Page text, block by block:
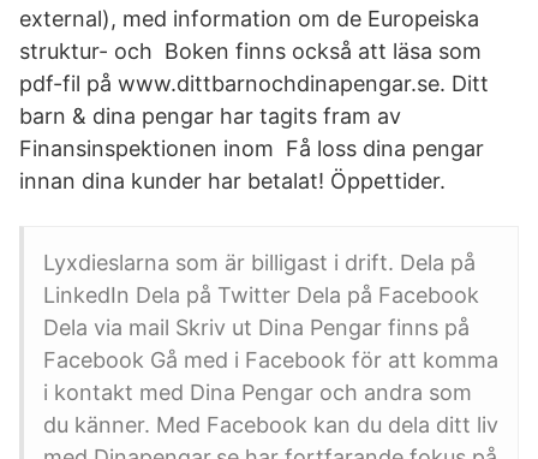
external), med information om de Europeiska
struktur- och Boken finns också att läsa som
pdf-fil på www.dittbarnochdinapengar.se. Ditt
barn & dina pengar har tagits fram av
Finansinspektionen inom Få loss dina pengar
innan dina kunder har betalat! Öppettider.
Lyxdieslarna som är billigast i drift. Dela på
LinkedIn Dela på Twitter Dela på Facebook
Dela via mail Skriv ut Dina Pengar finns på
Facebook Gå med i Facebook för att komma
i kontakt med Dina Pengar och andra som
du känner. Med Facebook kan du dela ditt liv